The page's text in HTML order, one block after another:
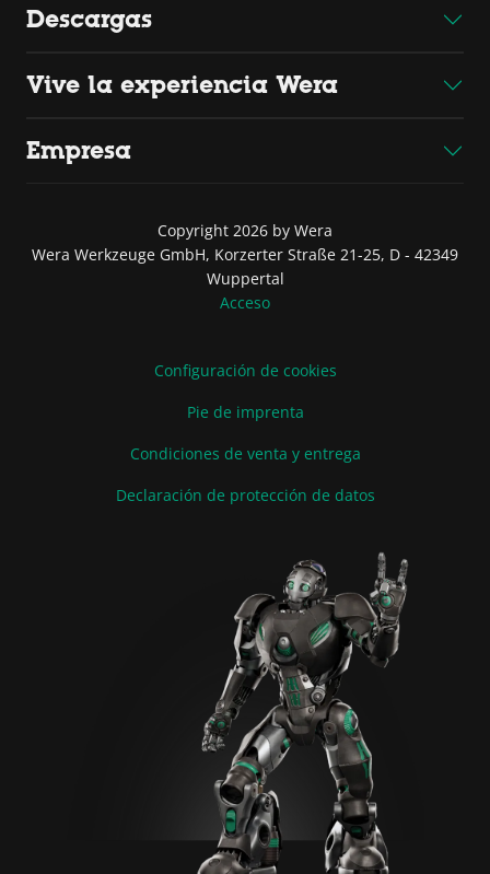
Descargas
Vive la experiencia Wera
Empresa
Copyright 2026 by Wera
Wera Werkzeuge GmbH, Korzerter Straße 21-25, D - 42349
Wuppertal
Acceso
Configuración de cookies
Pie de imprenta
Condiciones de venta y entrega
Declaración de protección de datos